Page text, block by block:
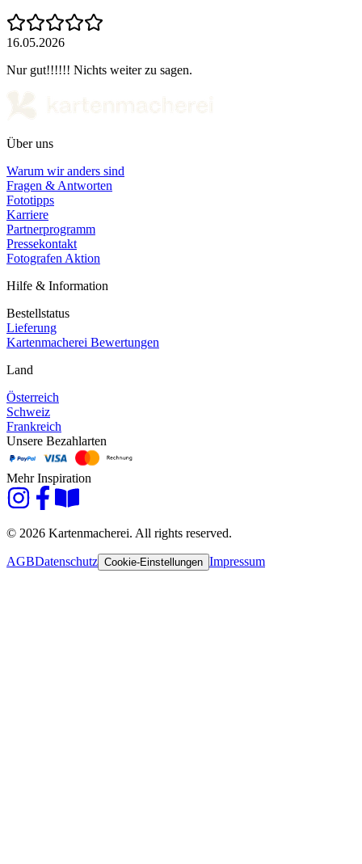
16.05.2026
Nur gut!!!!!! Nichts weiter zu sagen.
Über uns
Warum wir anders sind
Fragen & Antworten
Fototipps
Karriere
Partnerprogramm
Pressekontakt
Fotografen Aktion
Hilfe & Information
Bestellstatus
Lieferung
Kartenmacherei Bewertungen
Land
Österreich
Schweiz
Frankreich
Unsere Bezahlarten
Mehr Inspiration
© 2026 Kartenmacherei. All rights reserved.
AGBDatenschutz Cookie-Einstellungen Impressum